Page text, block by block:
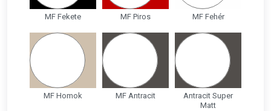
MF Fekete MF Piros MF Fehér
MF Homok MF Antracit
Antracit Super
Matt